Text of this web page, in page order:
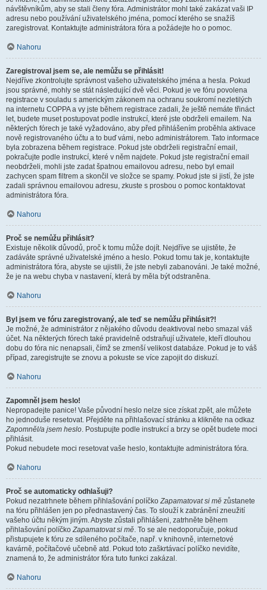
návštěvníkům, aby se stali členy fóra. Administrátor mohl také zakázat vaši IP
adresu nebo používání uživatelského jména, pomocí kterého se snažíš
zaregistrovat. Kontaktujte administrátora fóra a požádejte ho o pomoc.
Nahoru
Zaregistroval jsem se, ale nemůžu se přihlásit!
Nejdříve zkontrolujte správnost vašeho uživatelského jména a hesla. Pokud
jsou správné, mohly se stát následující dvě věci. Pokud je ve fóru povolena
registrace v souladu s americkým zákonem na ochranu soukromí nezletilých
na internetu COPPA a vy jste během registrace zadali, že ještě nemáte třináct
let, budete muset postupovat podle instrukcí, které jste obdrželi emailem. Na
některých fórech je také vyžadováno, aby před přihlášením proběhla aktivace
nově registrovaného účtu a to buď vámi, nebo administrátorem. Tato informace
byla zobrazena během registrace. Pokud jste obdrželi registrační email,
pokračujte podle instrukcí, které v něm najdete. Pokud jste registrační email
neobdrželi, mohli jste zadat špatnou emailovou adresu, nebo byl email
zachycen spam filtrem a skončil ve složce se spamy. Pokud jste si jistí, že jste
zadali správnou emailovou adresu, zkuste s prosbou o pomoc kontaktovat
administrátora fóra.
Nahoru
Proč se nemůžu přihlásit?
Existuje několik důvodů, proč k tomu může dojít. Nejdříve se ujistěte, že
zadáváte správné uživatelské jméno a heslo. Pokud tomu tak je, kontaktujte
administrátora fóra, abyste se ujistili, že jste nebyli zabanováni. Je také možné,
že je na webu chyba v nastavení, která by měla být odstraněna.
Nahoru
Byl jsem ve fóru zaregistrovaný, ale teď se nemůžu přihlásit?!
Je možné, že administrátor z nějakého důvodu deaktivoval nebo smazal váš
účet. Na některých fórech také pravidelně odstraňují uživatele, kteří dlouhou
dobu do fóra nic nenapsali, čímž se zmenší velikost databáze. Pokud je to váš
případ, zaregistrujte se znovu a pokuste se více zapojit do diskuzí.
Nahoru
Zapomněl jsem heslo!
Nepropadejte panice! Vaše původní heslo nelze sice získat zpět, ale můžete
ho jednoduše resetovat. Přejděte na přihlašovací stránku a klikněte na odkaz
Zapomněl/a jsem heslo. Postupujte podle instrukcí a brzy se opět budete moci
přihlásit.
Pokud nebudete moci resetovat vaše heslo, kontaktujte administrátora fóra.
Nahoru
Proč se automaticky odhlašuji?
Pokud nezatrhnete během přihlašování políčkoZapamatovat si mě zůstanete
na fóru přihlášen jen po přednastavený čas. To slouží k zabránění zneužití
vašeho účtu někým jiným. Abyste zůstali přihlášeni, zatrhněte během
přihlašování políčkoZapamatovat si mě. To se ale nedoporučuje, pokud
přistupujete k fóru ze sdíleného počítače, např. v knihovně, internetové
kavárně, počítačové učebně atd. Pokud toto zaškrtávací políčko nevidíte,
znamená to, že administrátor fóra tuto funkci zakázal.
Nahoru